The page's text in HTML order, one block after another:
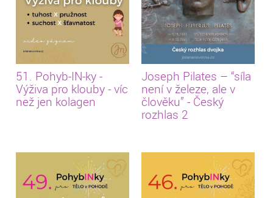
51. Pohyb-IN-ky -
Výživa pro klouby - víc
než jen kolagen
Joseph Pilates – “síla
není v železe, ale v
člověku” - Český
rozhlas 2